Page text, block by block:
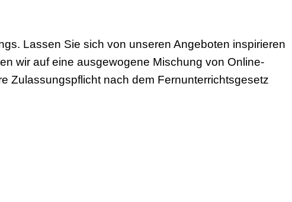
Lassen Sie sich von unseren Angeboten inspirieren
wir auf eine ausgewogene Mischung von Online-
Zulassungspflicht nach dem Fernunterrichtsgesetz